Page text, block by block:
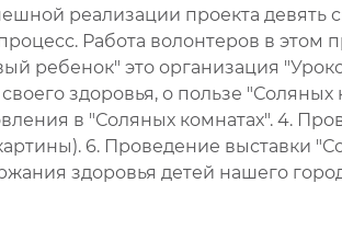
реализации проекта девять
Работа волонтеров в этом
ребенок" это организация
здоровья, о пользе "Соляных
в "Соляных комнатах". 4.
6. Проведение выставки
здоровья детей нашего